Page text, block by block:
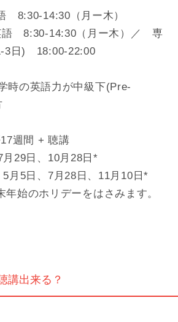
8:30-14:30（月ー木）
語 8:30-14:30（月ー木）／ 専
3日) 18:00-22:00
時の英語力が中級下(Pre-
週間 + 聴講
29日、10月28日*
月5日、7月28日、11月10日*
始のホリデーをはさみます。
講出来る？